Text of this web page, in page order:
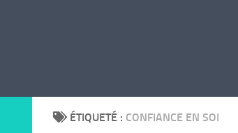
ÉTIQUETÉ : CONFIANCE EN SOI